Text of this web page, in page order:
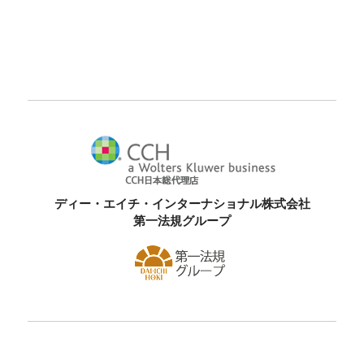
ディー・エイチ・インターナショナル株式会社
第一法規グループ